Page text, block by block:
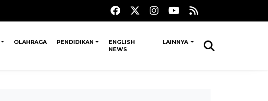
OLAHRAGA PENDIDIKAN
ENGLISH
NEWS
LAINNYA